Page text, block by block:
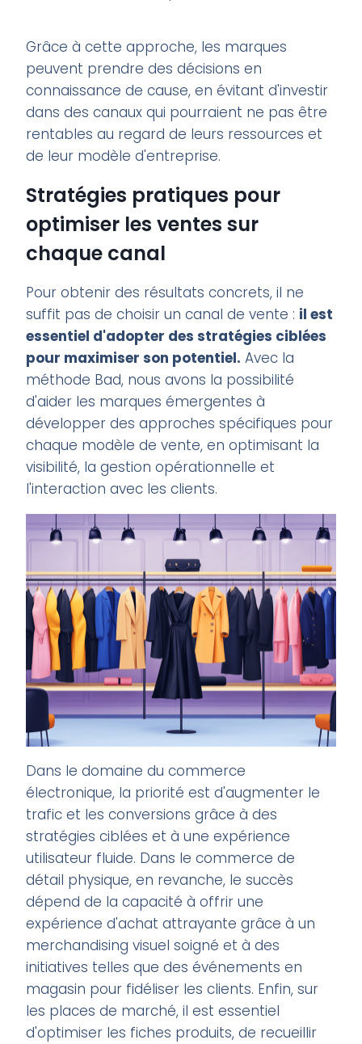
Grâce à cette approche, les marques
peuvent prendre des décisions en
connaissance de cause, en évitant d'investir
dans des canaux qui pourraient ne pas être
rentables au regard de leurs ressources et
de leur modèle d'entreprise.
Stratégies pratiques pour
optimiser les ventes sur
chaque canal
Pour obtenir des résultats concrets, il ne
suffit pas de choisir un canal de vente : il est
essentiel d'adopter des stratégies ciblées
pour maximiser son potentiel. Avec la
méthode Bad, nous avons la possibilité
d'aider les marques émergentes à
développer des approches spécifiques pour
chaque modèle de vente, en optimisant la
visibilité, la gestion opérationnelle et
l'interaction avec les clients.
Dans le domaine du commerce
électronique, la priorité est d'augmenter le
trafic et les conversions grâce à des
stratégies ciblées et à une expérience
utilisateur fluide. Dans le commerce de
détail physique, en revanche, le succès
dépend de la capacité à offrir une
expérience d'achat attrayante grâce à un
merchandising visuel soigné et à des
initiatives telles que des événements en
magasin pour fidéliser les clients. Enfin, sur
les places de marché, il est essentiel
d'optimiser les fiches produits, de recueillir